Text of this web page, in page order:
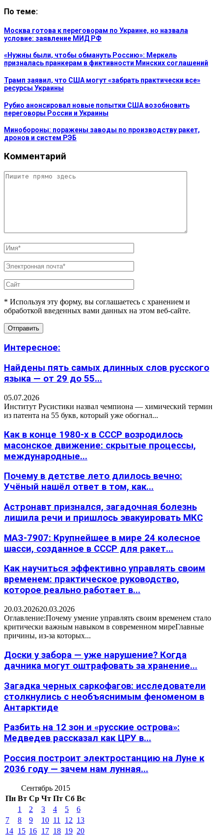
По теме:
Москва готова к переговорам по Украине, но назвала
условие: заявление МИД РФ
«Нужны были, чтобы обмануть Россию»: Меркель
призналась пранкерам в фиктивности Минских соглашений
Трамп заявил, что США могут «забрать практически все»
ресурсы Украины
Рубио анонсировал новые попытки США возобновить
переговоры России и Украины
Минобороны: поражены заводы по производству ракет,
дронов и систем РЭБ
Комментарий
* Используя эту форму, вы соглашаетесь с хранением и
обработкой введенных вами данных на этом веб-сайте.
Интересное:
Найдены пять самых длинных слов русского
языка — от 29 до 55...
05.07.2026
Институт Русистики назвал чемпиона — химический термин
из патента на 55 букв, который уже обогнал...
Как в конце 1980-х в СССР возродилось
масонское движение: скрытые процессы,
международные...
Почему в детстве лето длилось вечно:
Учёный нашёл ответ в том, как...
Астронавт признался, загадочная болезнь
лишила речи и пришлось эвакуировать МКС
МАЗ-7907: Крупнейшее в мире 24 колесное
шасси, созданное в СССР для ракет...
Как научиться эффективно управлять своим
временем: практическое руководство,
которое реально работает в...
20.03.202620.03.2026
Оглавление:Почему умение управлять своим временем стало
критически важным навыком в современном миреГлавные
причины, из-за которых...
Доски у забора — уже нарушение? Когда
дачника могут оштрафовать за хранение...
Загадка черных саркофагов: исследователи
столкнулись с необъяснимым феноменом в
Антарктиде
Разбить на 12 зон и «русские острова»:
Медведев рассказал как ЦРУ в...
Россия построит электростанцию на Луне к
2036 году — зачем нам лунная...
Сентябрь 2015
Пн Вт Ср Чт Пт Сб Вс
1
2 3 4 5
6
7
8 9 10 11 12 13
14 15 16 17 18 19 20